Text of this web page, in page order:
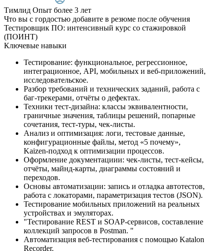
Тимлид Опыт более 3 лет
Что вы с гордостью добавите в резюме после обучения
Тестировщик ПО: интенсивный курс со стажировкой
(ПОИНТ)
Ключевые навыки
Тестирование: функциональное, регрессионное,
интеграционное, API, мобильных и веб‑приложений,
исследовательское.
Разбор требований и технических заданий, работа с
баг‑трекерами, отчёты о дефектах.
Техники тест‑дизайна: классы эквивалентности,
граничные значения, таблицы решений, попарные
сочетания, тест-туры, чек‑листы.
Анализ и оптимизация: логи, тестовые данные,
конфигурационные файлы, метод «5 почему»,
Kaizen‑подход к оптимизации процессов.
Оформление документациии: чек‑листы, тест‑кейсы,
отчёты, майнд‑карты, диаграммы состояний и
переходов.
Основы автоматизации: запись и отладка автотестов,
работа с локаторами, параметризация тестов (JSON).
Тестирование мобильных приложений на реальных
устройствах и эмуляторах.
"Тестирование REST и SOAP‑сервисов, составление
коллекций запросов в Postman. "
Автоматизация веб‑тестирования с помощью Katalon
Recorder.